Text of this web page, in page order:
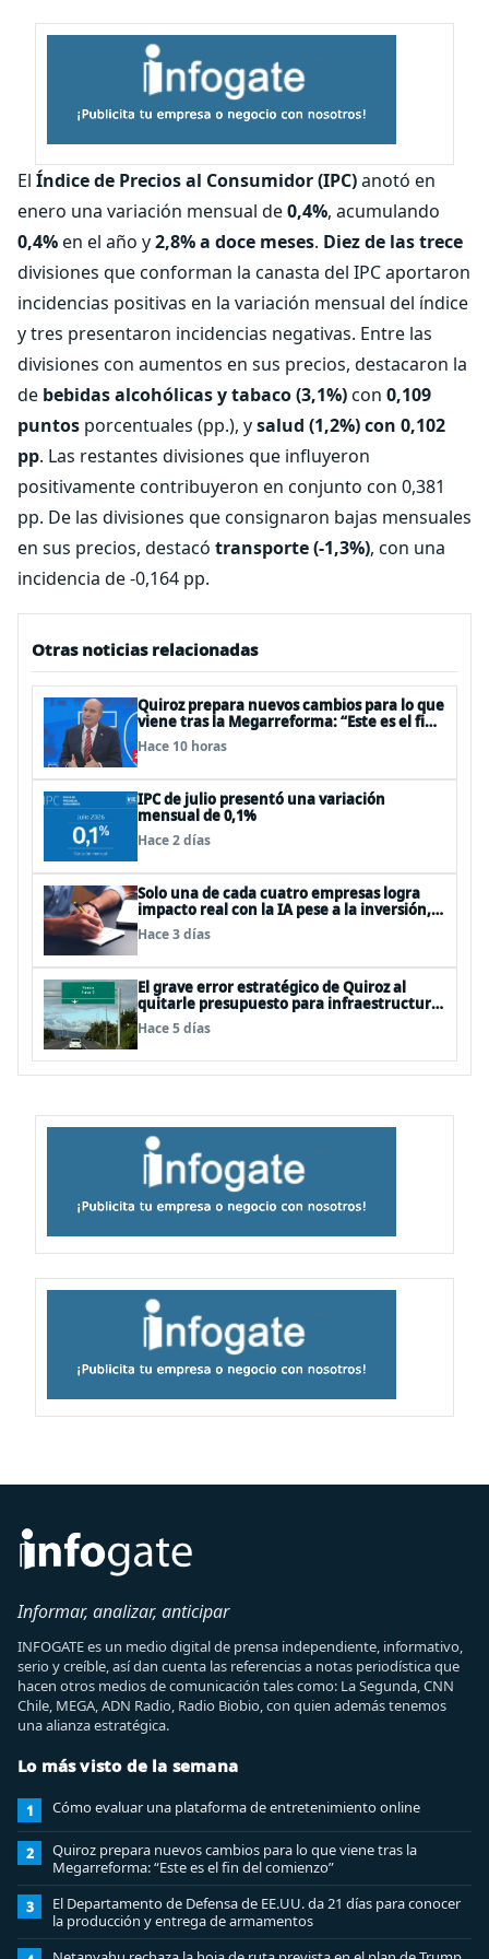
El Índice de Precios al Consumidor (IPC)anotó en
enero una variación mensual de0,4%, acumulando
0,4%en el año y2,8% a doce meses. Diez de las trece
divisiones que conforman la canasta del IPC aportaron
incidencias positivas en la variación mensual del índice
y tres presentaron incidencias negativas. Entre las
divisiones con aumentos en sus precios, destacaron la
de bebidas alcohólicas y tabaco (3,1%)con 0,109
puntos porcentuales (pp.), ysalud (1,2%) con 0,102
pp. Las restantes divisiones que influyeron
positivamente contribuyeron en conjunto con 0,381
pp. De las divisiones que consignaron bajas mensuales
en sus precios, destacó transporte (-1,3%), con una
incidencia de -0,164 pp.
Otras noticias relacionadas
Quiroz prepara nuevos cambios para lo que
viene tras la Megarreforma: “Este es el fin
del comienzo”
Hace 10 horas
IPC de julio presentó una variación
mensual de 0,1%
Hace 2 días
Solo una de cada cuatro empresas logra
impacto real con la IA pese a la inversión,
según el Foro Económico Mundial
Hace 3 días
El grave error estratégico de Quiroz al
quitarle presupuesto para infraestructura
vial del Biobío
Hace 5 días
Informar, analizar, anticipar
INFOGATE es un medio digital de prensa independiente, informativo,
serio y creíble, así dan cuenta las referencias a notas periodística que
hacen otros medios de comunicación tales como: La Segunda, CNN
Chile, MEGA, ADN Radio, Radio Biobio, con quien además tenemos
una alianza estratégica.
Lo más visto de la semana
1 Cómo evaluar una plataforma de entretenimiento online
2
Quiroz prepara nuevos cambios para lo que viene tras la
Megarreforma: “Este es el fin del comienzo”
3
El Departamento de Defensa de EE.UU. da 21 días para conocer
la producción y entrega de armamentos